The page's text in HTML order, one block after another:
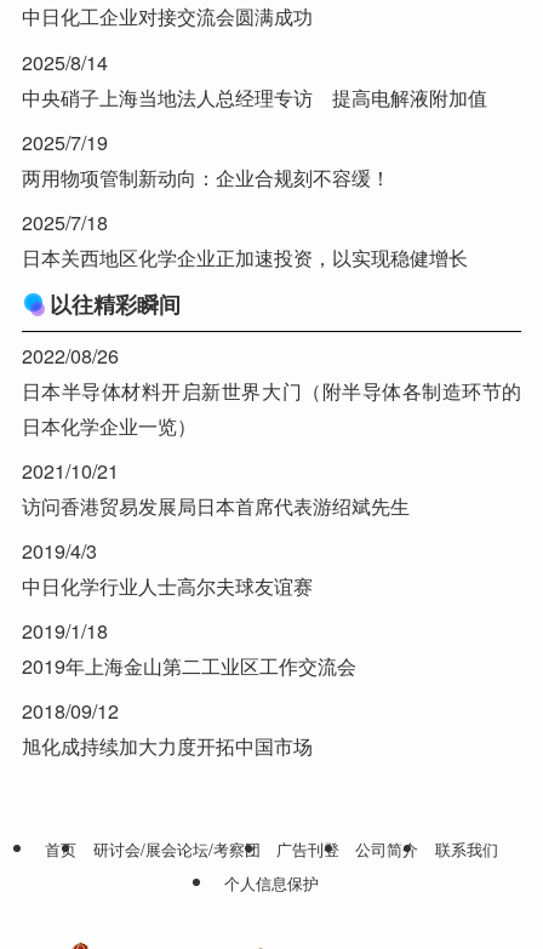
中日化工企业对接交流会圆满成功
2025/8/14
中央硝子上海当地法人总经理专访 提高电解液附加值
2025/7/19
两用物项管制新动向：企业合规刻不容缓！
2025/7/18
日本关西地区化学企业正加速投资，以实现稳健增长
以往精彩瞬间
2022/08/26
日本半导体材料开启新世界大门（附半导体各制造环节的
日本化学企业一览）
2021/10/21
访问香港贸易发展局日本首席代表游绍斌先生
2019/4/3
中日化学行业人士高尔夫球友谊赛
2019/1/18
2019年上海金山第二工业区工作交流会
2018/09/12
旭化成持续加大力度开拓中国市场
首页 研讨会/展会论坛/考察团 广告刊登 公司简介
联系我们
个人信息保护